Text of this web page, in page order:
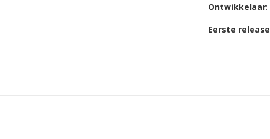
Ontwikkelaar:
Eerste release